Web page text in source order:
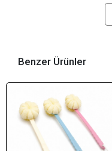
Benzer Ürünler